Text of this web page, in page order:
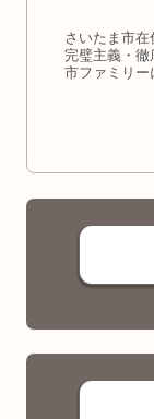
さいたま市在
完璧主義・徹
市ファミリー